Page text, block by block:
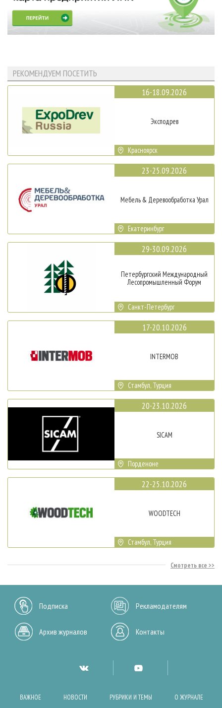
РЕКОМЕНДУЕМ ПОСЕТИТЬ
16-18.09.2026
Эксподрев
Красноярск
23-25.09.2026
Мебель & Деревообработка Урал
Екатеринбург
29-30.09.2026
Петербургский Международный
Лесопромышленный Форум
Санкт-Петербург
17-20.10.2026
INTERMOB
Стамбул, Турция
20-23.10.2026
SICAM
Порденоне
22-25.10.2026
WOODTECH
Стамбул, Турция
Смотреть все
Подписка Рекламодателям
Архив журналов Контакты
ВАЖНОЕ НОВОСТИ РУБРИКИ И ТЕМЫ О ЖУРНАЛЕ